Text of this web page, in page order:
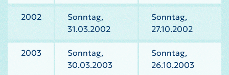
2002
Sonntag,
31.03.2002
Sonntag,
27.10.2002
2003
Sonntag,
30.03.2003
Sonntag,
26.10.2003